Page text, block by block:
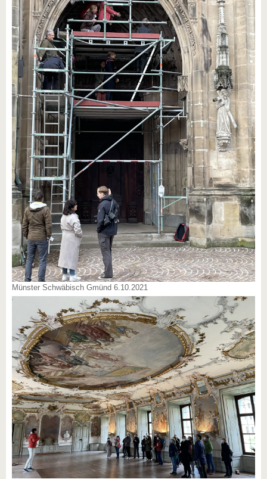
Münster Schwäbisch Gmünd 6.10.2021